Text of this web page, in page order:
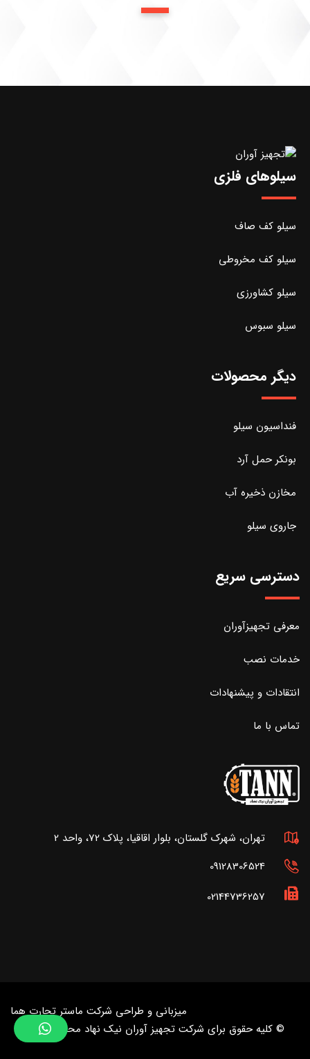
1
سیلوهای فلزی
سیلو کف صاف
سیلو کف مخروطی
سیلو کشاورزی
سیلو سبوس
دیگر محصولات
فنداسیون سیلو
بونکر حمل آرد
مخازن ذخیره آب
جاروی سیلو
دسترسی سریع
معرفی تجهیزآوران
خدمات نصب
انتقادات و پیشنهادات
تماس با ما
تهران، شهرک گلستان، بلوار اقاقیا، پلاک 72، واحد 2
09128306524
02144736257
© کلیه حقوق برای شرکت تجهیز آوران نیک نهاد محفوظ است
میزبانی و طراحی شرکت ماستر تجارت هما